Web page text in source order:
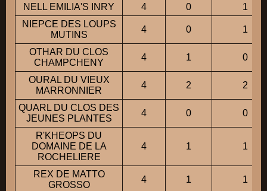
NELL EMILIA'S INRY 4 0
1
NIEPCE DES LOUPS
MUTINS
4 0 1
OTHAR DU CLOS
CHAMPCHENY
4 1 0
OURAL DU VIEUX
MARRONNIER
4 2 2
QUARL DU CLOS DES
JEUNES PLANTES
4 0 0
R'KHEOPS DU
DOMAINE DE LA
ROCHELIERE
4 1 1
REX DE MATTO
GROSSO
4 1 1